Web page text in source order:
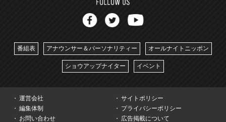
番組表 アナウンサー＆パーソナリティー オールナイトニッポン
ショウアップナイター イベント
運営会社
サイトポリシー
編集体制
プライバシーポリシー
お問い合わせ
広告掲載について